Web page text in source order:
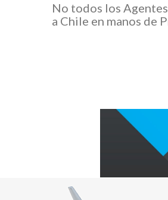
No todos los
a Chile en manos de